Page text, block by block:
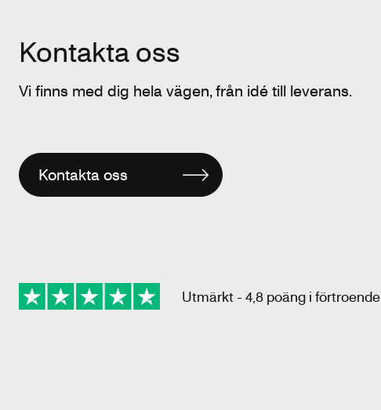
Kontakta oss
Vi finns med dig hela vägen, från idé till leverans.
Kontakta oss
Utmärkt - 4,8 poäng i förtroende